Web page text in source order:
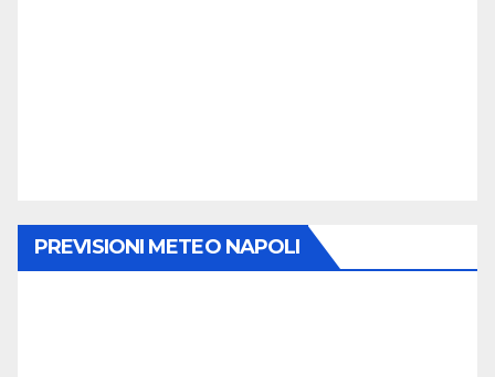
PREVISIONI METEO NAPOLI